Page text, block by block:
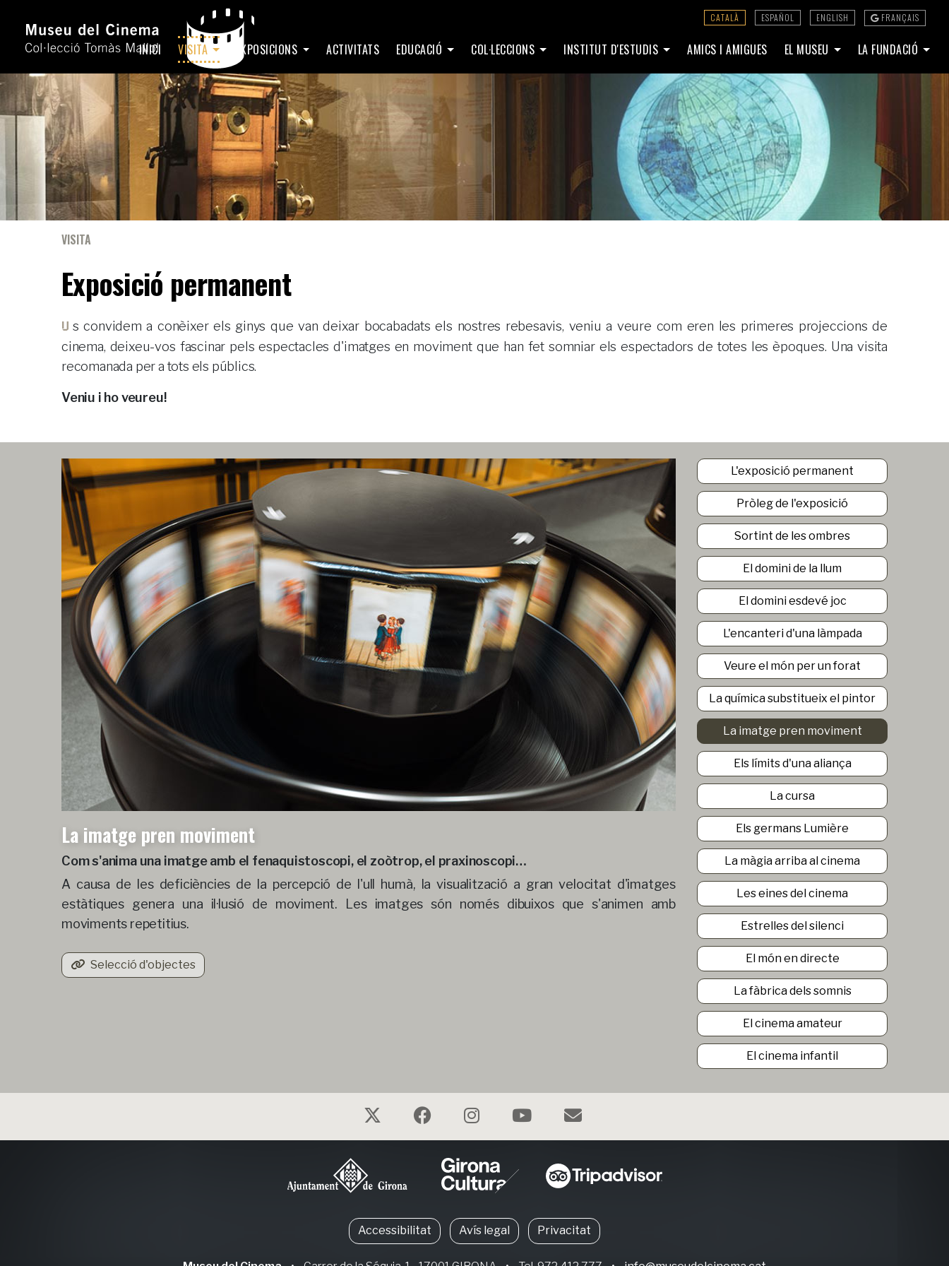
CATALÀ ESPAÑOL ENGLISH FRANÇAIS
INICI VISITA EXPOSICIONS ACTIVITATS EDUCACIÓ COL·LECCIONS INSTITUT D'ESTUDIS AMICS I AMIGUES EL MUSEU LA FUNDACIÓ
VISITA
Exposició permanent
Us convidem a conèixer els ginys que van deixar bocabadats els nostres rebesavis, veniu a veure com eren les primeres projeccions de
cinema, deixeu-vos fascinar pels espectacles d'imatges en moviment que han fet somniar els espectadors de totes les èpoques. Una visita
recomanada per a tots els públics.
Veniu i ho veureu!
La imatge pren moviment
Com s'anima una imatge amb el fenaquistoscopi, el zoòtrop, el praxinoscopi…
A causa de les deficiències de la percepció de l'ull humà, la visualització a gran velocitat d'imatges
estàtiques genera una il·lusió de moviment. Les imatges són només dibuixos que s'animen amb
moviments repetitius.
Selecció d'objectes
L'exposició permanent
Pròleg de l'exposició
Sortint de les ombres
El domini de la llum
El domini esdevé joc
L'encanteri d'una làmpada
Veure el món per un forat
La química substitueix el pintor
La imatge pren moviment
Els límits d'una aliança
La cursa
Els germans Lumière
La màgia arriba al cinema
Les eines del cinema
Estrelles del silenci
El món en directe
La fàbrica dels somnis
El cinema amateur
El cinema infantil
Accessibilitat Avís legal Privacitat